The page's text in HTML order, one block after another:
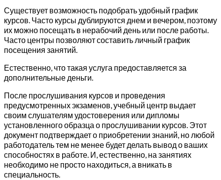
Существует возможность подобрать удобный график
курсов. Часто курсы дублируются днем и вечером, поэтому
их можно посещать в нерабочий день или после работы.
Часто центры позволяют составить личный график
посещения занятий.
Естественно, что такая услуга предоставляется за
дополнительные деньги.
После прослушивания курсов и проведения
предусмотренных экзаменов, учебный центр выдает
своим слушателям удостоверения или дипломы
установленного образца о прослушивании курсов. Этот
документ подтверждает о приобретении знаний, но любой
работодатель тем не менее будет делать вывод о ваших
способностях в работе. И, естественно, на занятиях
необходимо не просто находиться, а вникать в
специальность.